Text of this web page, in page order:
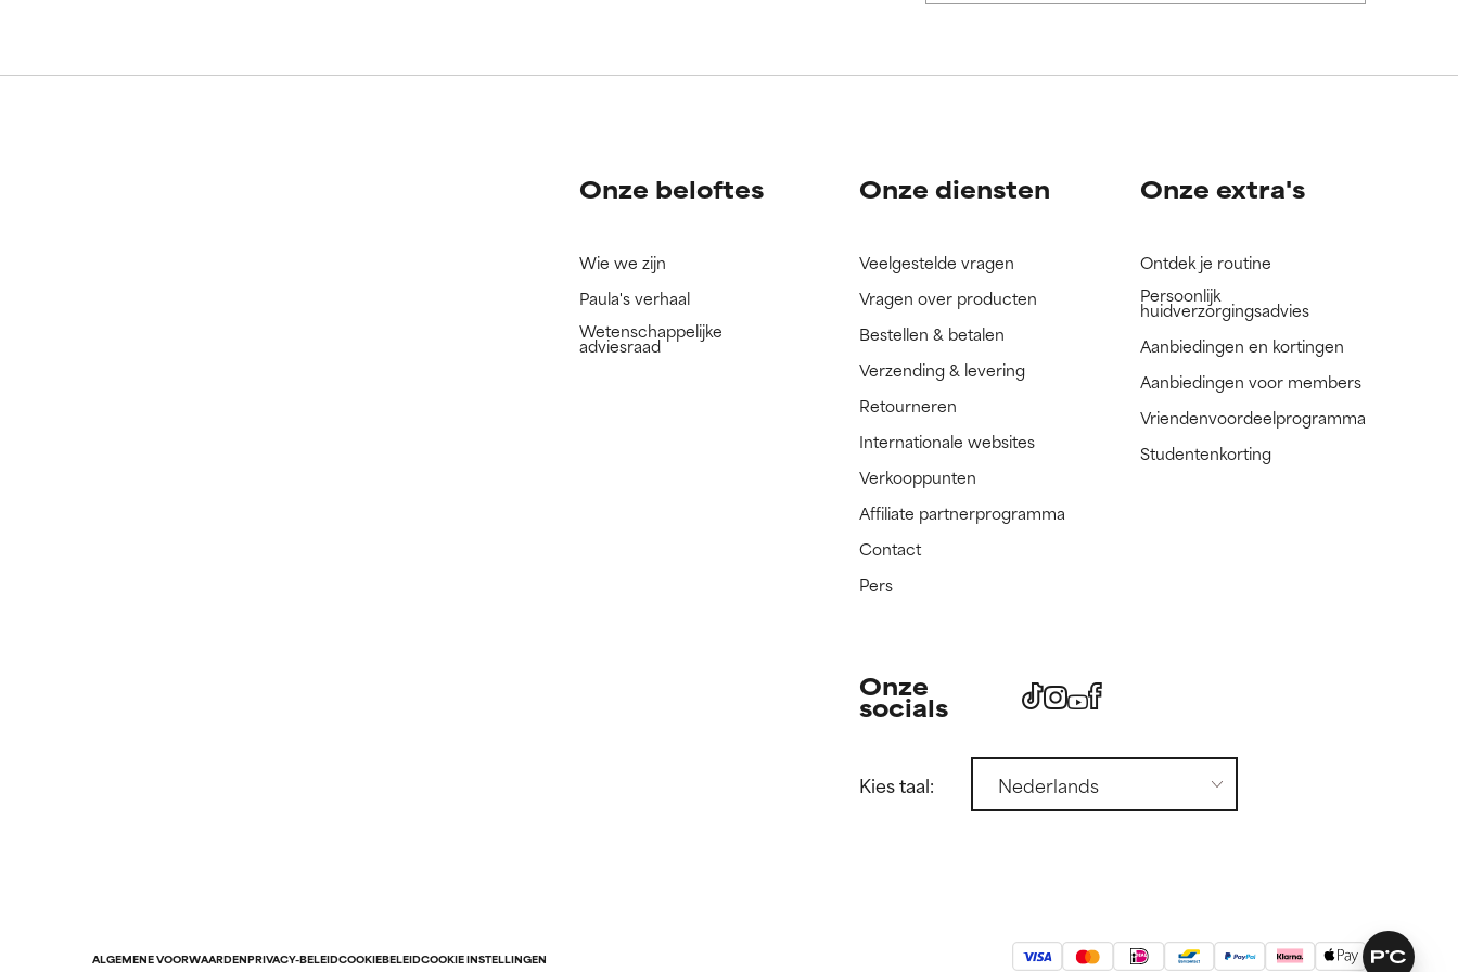
hebben bekeken.
hebben bekeken.
Onze beloftes
Wie we zijn
Paula's verhaal
Wetenschappelijke
adviesraad
Onze diensten
Veelgestelde vragen
Vragen over producten
Bestellen & betalen
Verzending & levering
Retourneren
Internationale websites
Verkooppunten
Affiliate partnerprogramma
Contact
Pers
Onze extra's
Ontdek je routine
Persoonlijk
huidverzorgingsadvies
Aanbiedingen en kortingen
Aanbiedingen voor members
Vriendenvoordeelprogramma
Studentenkorting
Onze
socials
Kies taal:
ALGEMENE VOORWAARDENPRIVACY-BELEIDCOOKIEBELEIDCOOKIE INSTELLINGEN